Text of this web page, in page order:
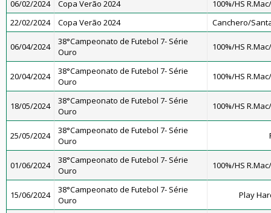
06/02/2024
Copa Verão 2024
100%/HS
22/02/2024
Copa Verão 2024 Canchero/
06/04/2024
38°Campeonato de Futebol 7- Série
Ouro
100%/HS
20/04/2024
38°Campeonato de Futebol 7- Série
Ouro
100%/HS
18/05/2024
38°Campeonato de Futebol 7- Série
Ouro
100%/HS
25/05/2024
38°Campeonato de Futebol 7- Série
Ouro
01/06/2024
38°Campeonato de Futebol 7- Série
Ouro
100%/HS
15/06/2024
38°Campeonato de Futebol 7- Série
Ouro
Play